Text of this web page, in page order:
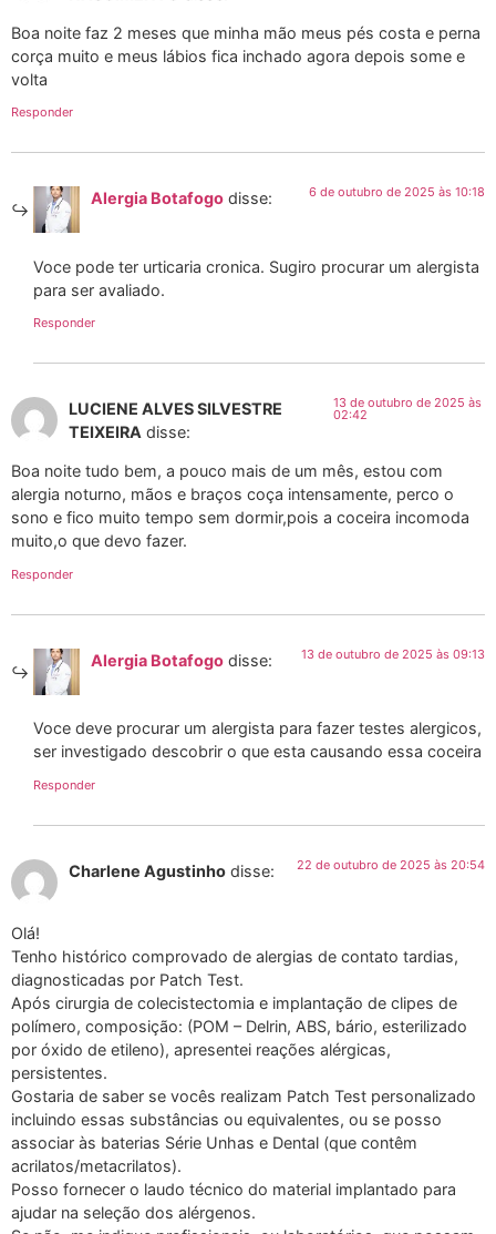
Boa noite faz 2 meses que minha mão meus pés costa e perna
corça muito e meus lábios fica inchado agora depois some e
volta
Responder
Alergia Botafogo disse: 6 de outubro de 2025 às 10:18
Voce pode ter urticaria cronica. Sugiro procurar um alergista
para ser avaliado.
Responder
LUCIENE ALVES SILVESTRE
TEIXEIRA disse:
13 de outubro de 2025 às
02:42
Boa noite tudo bem, a pouco mais de um mês, estou com
alergia noturno, mãos e braços coça intensamente, perco o
sono e fico muito tempo sem dormir,pois a coceira incomoda
muito,o que devo fazer.
Responder
Alergia Botafogo disse: 13 de outubro de 2025 às 09:13
Voce deve procurar um alergista para fazer testes alergicos,
ser investigado descobrir o que esta causando essa coceira
Responder
Charlene Agustinho disse: 22 de outubro de 2025 às 20:54
Olá!
Tenho histórico comprovado de alergias de contato tardias,
diagnosticadas por Patch Test.
Após cirurgia de colecistectomia e implantação de clipes de
polímero, composição: (POM – Delrin, ABS, bário, esterilizado
por óxido de etileno), apresentei reações alérgicas,
persistentes.
Gostaria de saber se vocês realizam Patch Test personalizado
incluindo essas substâncias ou equivalentes, ou se posso
associar às baterias Série Unhas e Dental (que contêm
acrilatos/metacrilatos).
Posso fornecer o laudo técnico do material implantado para
ajudar na seleção dos alérgenos.